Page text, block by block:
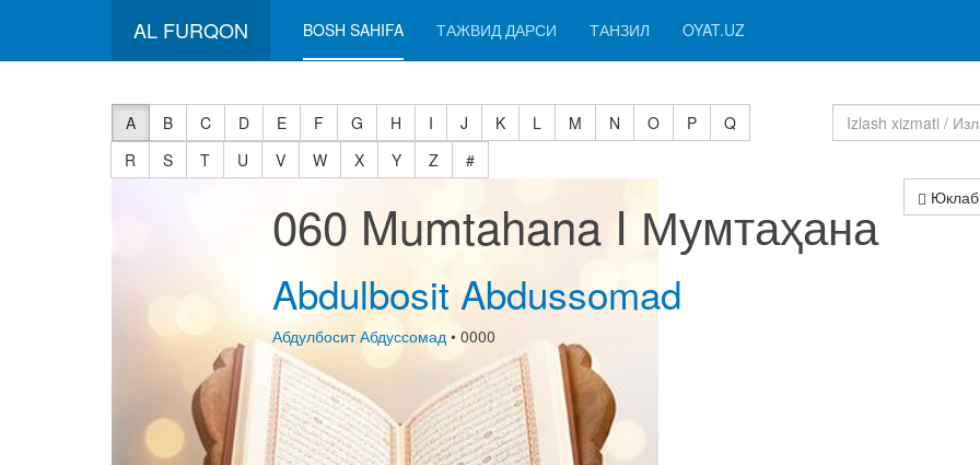
AL FURQON BOSH SAHIFA ТАЖВИД ДАРСИ ТАНЗИЛ OYAT.UZ
A B C D E F G H I J K L M N O P
Q
R
S T U V W X Y Z
#
060 Mumtahana I Мумтаҳана
Abdulbosit Abdussomad
Абдулбосит Абдуссомад • 0000